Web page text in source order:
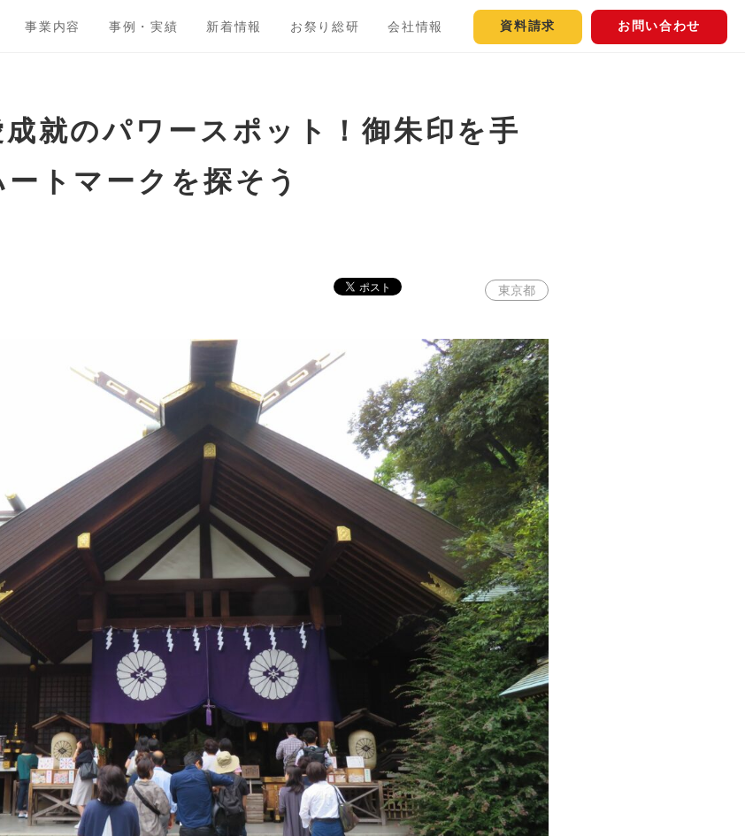
事業内容 事例・実績 新着情報 お祭り総研 会社情報 資料請求 お問い合わせ
就のパワースポット！御朱印を手
トマークを探そう
東京都